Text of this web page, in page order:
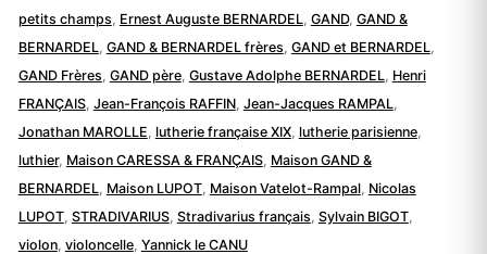
petits champs Ernest Auguste BERNARDEL GAND, GAND &
BERNARDEL GAND & BERNARDEL frères GAND et BERNARDEL
GAND Frères GAND père, Gustave Adolphe BERNARDEL Henri
FRANÇAIS, Jean-François RAFFIN, Jean-Jacques RAMPAL
Jonathan MAROLLE lutherie française XIX, lutherie parisienne,
luthier, Maison CARESSA & FRANÇAIS, Maison GAND &
BERNARDEL Maison LUPOT, Maison Vatelot-Rampal, Nicolas
LUPOT, STRADIVARIUS, Stradivarius français Sylvain BIGOT,
violon, violoncelle, Yannick le CANU